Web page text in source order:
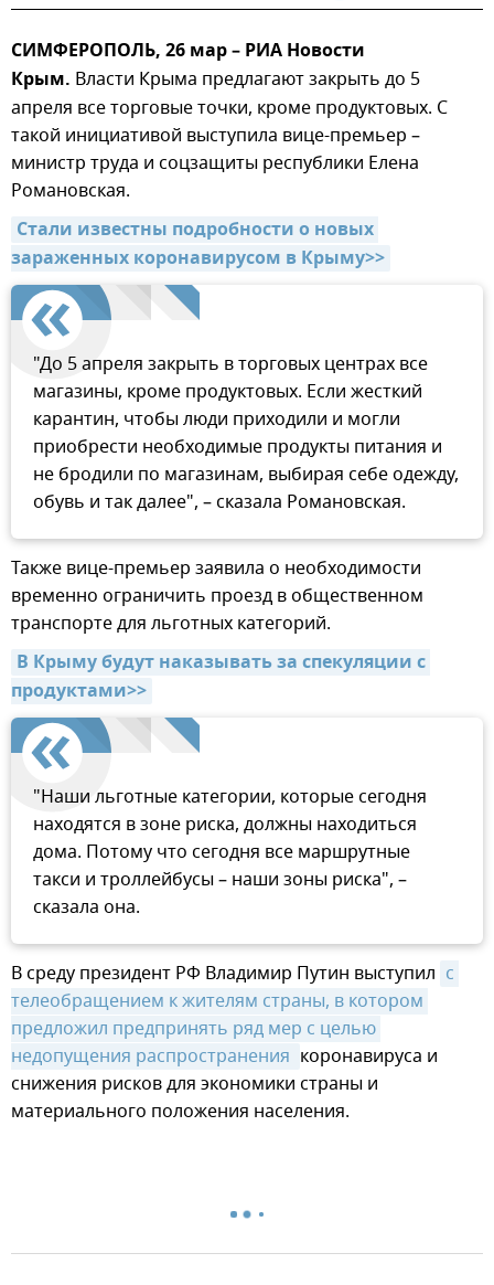
СИМФЕРОПОЛЬ, 26 мар – РИА Новости
Крым. Власти Крыма предлагают закрыть до 5
апреля все торговые точки, кроме продуктовых. С
такой инициативой выступила вице-премьер –
министр труда и соцзащиты республики Елена
Романовская.
Стали известны подробности о новых
зараженных коронавирусом в Крыму>>
"До 5 апреля закрыть в торговых центрах все
магазины, кроме продуктовых. Если жесткий
карантин, чтобы люди приходили и могли
приобрести необходимые продукты питания и
не бродили по магазинам, выбирая себе одежду,
обувь и так далее", – сказала Романовская.
Также вице-премьер заявила о необходимости
временно ограничить проезд в общественном
транспорте для льготных категорий.
В Крыму будут наказывать за спекуляции с
продуктами>>
"Наши льготные категории, которые сегодня
находятся в зоне риска, должны находиться
дома. Потому что сегодня все маршрутные
такси и троллейбусы – наши зоны риска", –
сказала она.
В среду президент РФ Владимир Путин выступил с
телеобращением к жителям страны, в котором
предложил предпринять ряд мер с целью
недопущения распространения коронавируса и
снижения рисков для экономики страны и
материального положения населения.